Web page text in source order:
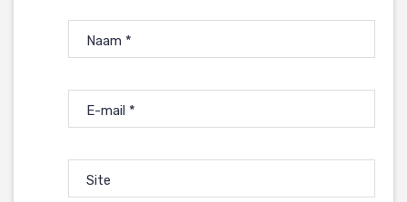
Naam *
E-mail *
Site